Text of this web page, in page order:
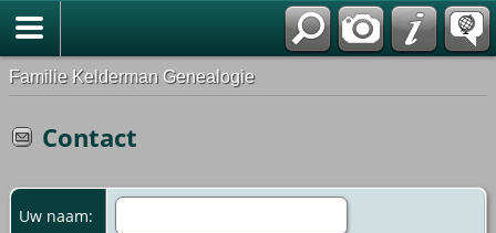
Familie Kelderman Genealogie
Contact
Uw naam: